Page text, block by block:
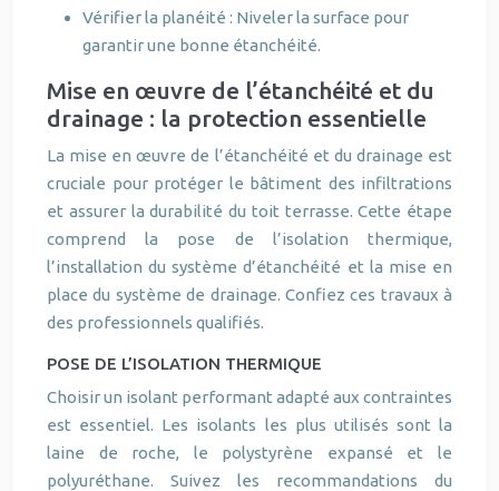
Vérifier la planéité : Niveler la surface pour
garantir une bonne étanchéité.
Mise en œuvre de l’étanchéité et du
drainage : la protection essentielle
La mise en œuvre de l’étanchéité et du drainage est
cruciale pour protéger le bâtiment des infiltrations
et assurer la durabilité du toit terrasse. Cette étape
comprend la pose de l’isolation thermique,
l’installation du système d’étanchéité et la mise en
place du système de drainage. Confiez ces travaux à
des professionnels qualifiés.
POSE DE L’ISOLATION THERMIQUE
Choisir un isolant performant adapté aux contraintes
est essentiel. Les isolants les plus utilisés sont la
laine de roche, le polystyrène expansé et le
polyuréthane. Suivez les recommandations du